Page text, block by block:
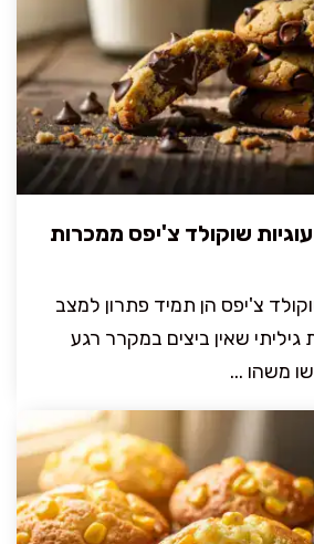
עוגיות שוקולד צ'יפס ממכרות
צ'יפס הן תמיד פתרון למצב
שאין ביצים במקרר רגע
משהו ...